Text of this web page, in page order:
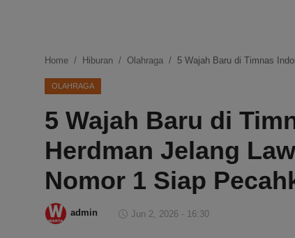
Ekonomi
Internasional
Teknologi
Hiburan
Kesehatan
Home Hiburan Olahraga 5 Wajah Baru di Timnas
OLAHRAGA
5 Wajah Baru di
Herdman Jelang
Nomor 1 Siap
admin Jun 2, 2026 - 16:30